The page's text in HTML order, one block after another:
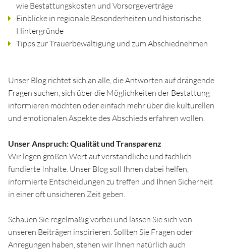
wie Bestattungskosten und Vorsorgeverträge
Einblicke in regionale Besonderheiten und historische
Hintergründe
Tipps zur Trauerbewältigung und zum Abschiednehmen
Unser Blog richtet sich an alle, die Antworten auf drängende
Fragen suchen, sich über die Möglichkeiten der Bestattung
informieren möchten oder einfach mehr über die kulturellen
und emotionalen Aspekte des Abschieds erfahren wollen.
Unser Anspruch: Qualität und Transparenz
Wir legen großen Wert auf verständliche und fachlich
fundierte Inhalte. Unser Blog soll Ihnen dabei helfen,
informierte Entscheidungen zu treffen und Ihnen Sicherheit
in einer oft unsicheren Zeit geben.
Schauen Sie regelmäßig vorbei und lassen Sie sich von
unseren Beiträgen inspirieren. Sollten Sie Fragen oder
Anregungen haben, stehen wir Ihnen natürlich auch